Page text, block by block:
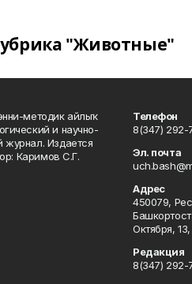
"Животные"
методик айлыҡ
и научно-
Издается
Каримов С.Г.
Телефон
8(347) 292-
Эл. почта
Адрес
450079,
Октября,
Редакция
8(347) 292-